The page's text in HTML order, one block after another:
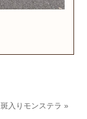
斑入りモンステラ »